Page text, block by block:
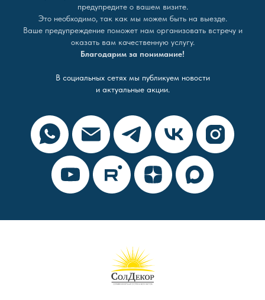
предупредите о вашем визите.
Это необходимо, так как мы можем быть на выезде.
Ваше предупреждение поможет нам организовать встречу и
оказать вам качественную услугу.
Благодарим за понимание!
В социальных сетях мы публикуем новости
и актуальные акции.